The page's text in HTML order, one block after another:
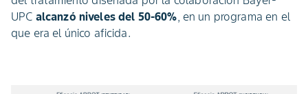
UPC alcanzó niveles del 50-60% , en un programa en el
que era el único aficida.